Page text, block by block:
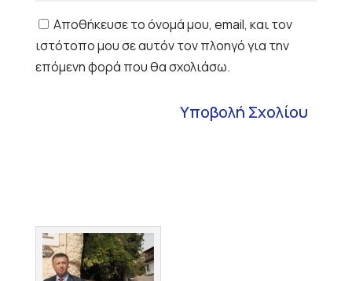
Αποθήκευσε το όνομά μου, email, και τον
ιστότοπο μου σε αυτόν τον πλοηγό για την
επόμενη φορά που θα σχολιάσω.